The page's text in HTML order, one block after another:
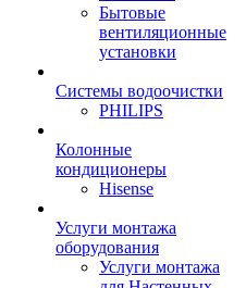
Бытовые
вентиляционные
установки
Системы водоочистки
PHILIPS
Колонные
кондиционеры
Hisense
Услуги монтажа
оборудования
Услуги монтажа